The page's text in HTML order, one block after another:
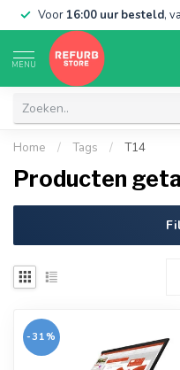
Voor 16:00 uur besteld,
MENU
Home / Tags / T14
Producten
-31%